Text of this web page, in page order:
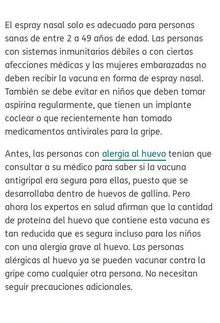
El espray nasal solo es adecuado para personas
sanas de entre 2 a 49 años de edad. Las personas
con sistemas inmunitarios débiles o con ciertas
afecciones médicas y las mujeres embarazadas no
deben recibir la vacuna en forma de espray nasal.
También se debe evitar en niños que deben tomar
aspirina regularmente, que tienen un implante
coclear o que recientemente han tomado
medicamentos antivirales para la gripe.
Antes, las personas conalergia al huevo tenían que
consultar a su médico para saber si la vacuna
antigripal era segura para ellas, puesto que se
desarrollaba dentro de huevos de gallina. Pero
ahora los expertos en salud afirman que la cantidad
de proteína del huevo que contiene esta vacuna es
tan reducida que es segura incluso para los niños
con una alergia grave al huevo. Las personas
alérgicas al huevo ya se pueden vacunar contra la
gripe como cualquier otra persona. No necesitan
seguir precauciones adicionales.